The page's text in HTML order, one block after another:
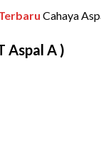
Cahaya
Aspal A )